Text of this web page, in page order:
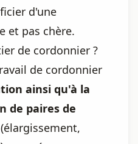
d'une
et pas chère.
de cordonnier ?
de cordonnier
ainsi qu'à la
de paires de
(élargissement,